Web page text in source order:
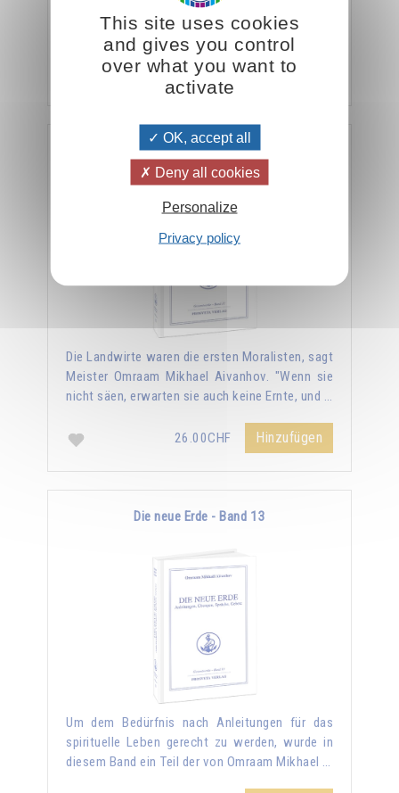
Schüler im Sinne einer rein intellektuellen
Verfeinerung religiöser und philosophischer …
26.00CHF Hinzufügen
Die Gesetze der kosmischen Moral - Band 12
Die Landwirte waren die ersten Moralisten, sagt
Meister Omraam Mikhael Aivanhov. "Wenn sie
nicht säen, erwarten sie auch keine Ernte, und …
26.00CHF Hinzufügen
Die neue Erde - Band 13
Um dem Bedürfnis nach Anleitungen für das
spirituelle Leben gerecht zu werden, wurde in
diesem Band ein Teil der von Omraam Mikhael …
This site uses cookies
and gives you control
over what you want to
activate
OK, accept all
Deny all cookies
Personalize
Privacy policy